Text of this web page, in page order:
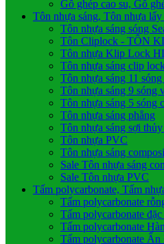
Gỗ ghép cao su, Gỗ
Tôn nhựa sáng, Tôn nhựa lấy
Tôn nhựa sáng sóng
Tôn Cliplock - TÔN
Tôn nhựa Klip Lock
Tôn nhựa sáng clip
Tôn nhựa sáng 11 sóng
Tôn nhựa sáng 9 sóng
Tôn nhựa sáng 5 sóng
Tôn nhựa sáng phẳng
Tôn nhựa sáng sợi
Tôn nhựa PVC
Tôn nhựa sáng
Sale Tôn nhựa sáng
Sale Tôn nhựa PVC
Tấm polycarbonate, Tấm
Tấm polycarbonate
Tấm polycarbonate
Tấm polycarbonate
Tấm polycarbonate